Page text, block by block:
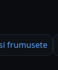
frumusete